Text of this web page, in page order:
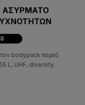
ΑΣΥΡΜΑΤΟ
bodypack πομπό
L, UHF, diversity.